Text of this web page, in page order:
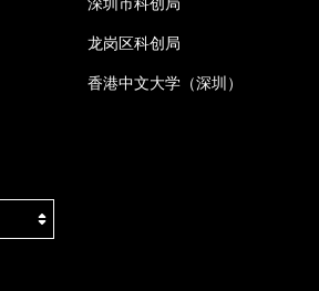
龙岗区科创局
香港中文大学（深圳）